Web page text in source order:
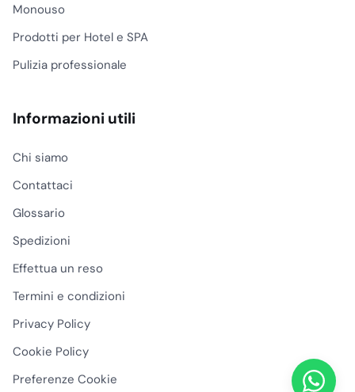
Monouso
Prodotti per Hotel e SPA
Pulizia professionale
Informazioni utili
Chi siamo
Contattaci
Glossario
Spedizioni
Effettua un reso
Termini e condizioni
Privacy Policy
Cookie Policy
Preferenze Cookie